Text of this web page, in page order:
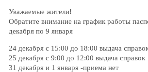
Уважаемые жители!
Обратите внимание на график работы
декабря по 9 января
24 декабря с 15:00 до 18:00 выдача
25 декабря с 9:00 до 12:00 выдача справок
31 декабря и 1 января -приема нет